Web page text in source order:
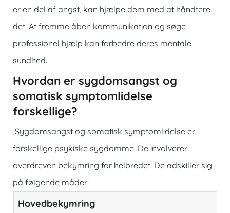
er en del af angst, kan hjælpe dem med at håndtere
det. At fremme åben kommunikation og søge
professionel hjælp kan forbedre deres mentale
sundhed.
Hvordan er sygdomsangst og
somatisk symptomlidelse
forskellige?
Sygdomsangst og somatisk symptomlidelse er
forskellige psykiske sygdomme. De involverer
overdreven bekymring for helbredet. De adskiller sig
på følgende måder:
Hovedbekymring